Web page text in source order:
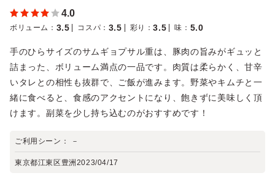
4.0
ボリューム ： 3.5 コスパ ： 3.5 彩り ：3.5 味 ： 5.0
手のひらサイズのサムギョプサル重は、豚肉の旨みがギュッと
詰まった、ボリューム満点の一品です。肉質は柔らかく、甘辛
いタレとの相性も抜群で、ご飯が進みます。野菜やキムチと一
緒に食べると、食感のアクセントになり、飽きずに美味しく頂
けます。副菜を少し持ち込むのがおすすめです！
ご利用シーン： －
東京都江東区豊洲 2023/04/17